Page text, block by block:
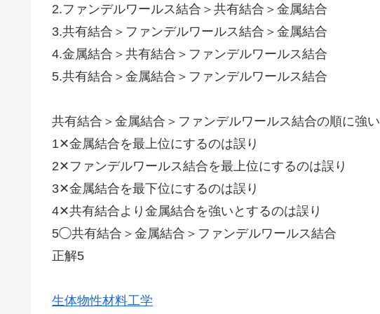
2.ファンデルワールス結合＞共有結合＞金属結合
3.共有結合＞ファンデルワールス結合＞金属結合
4.金属結合＞共有結合＞ファンデルワールス結合
5.共有結合＞金属結合＞ファンデルワールス結合
共有結合＞金属結合＞ファンデルワールス結合の順に強い
1✕金属結合を最上位にするのは誤り
2✕ファンデルワールス結合を最上位にするのは誤り
3✕金属結合を最下位にするのは誤り
4✕共有結合より金属結合を強いとするのは誤り
5◯共有結合＞金属結合＞ファンデルワールス結合
正解5
生体物性材料工学